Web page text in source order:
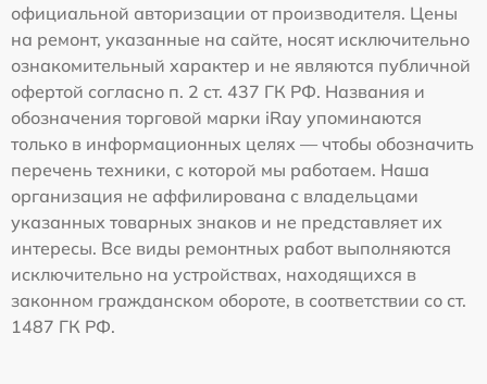
официальной авторизации от производителя. Цены
на ремонт, указанные на сайте, носят исключительно
ознакомительный характер и не являются публичной
офертой согласно п. 2 ст. 437 ГК РФ. Названия и
обозначения торговой марки iRay упоминаются
только в информационных целях — чтобы обозначить
перечень техники, с которой мы работаем. Наша
организация не аффилирована с владельцами
указанных товарных знаков и не представляет их
интересы. Все виды ремонтных работ выполняются
исключительно на устройствах, находящихся в
законном гражданском обороте, в соответствии со ст.
1487 ГК РФ.